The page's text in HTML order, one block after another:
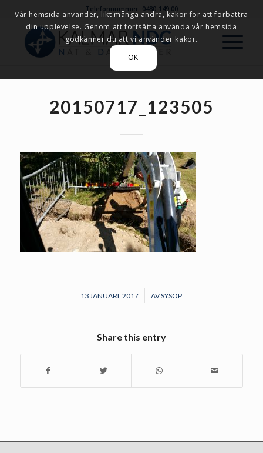
Telefonnummer: 0480-149 00
20150717_123505
13 JANUARI, 2017
/ AVSYSOP
Share this entry
Vår hemsida använder, likt många andra, kakor för att förbättra
din upplevelse. Genom att fortsätta använda vår hemsida
godkänner du att vi använder kakor.
OK